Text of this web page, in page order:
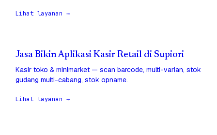
Lihat layanan →
Jasa Bikin Aplikasi Kasir Retail di Supiori
Kasir toko & minimarket — scan barcode, multi-varian, stok
gudang multi-cabang, stok opname.
Lihat layanan →